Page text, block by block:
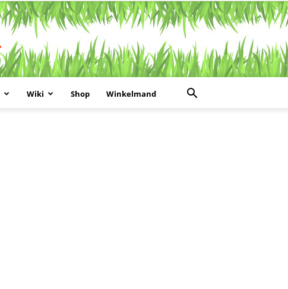
Wiki Shop Winkelmand